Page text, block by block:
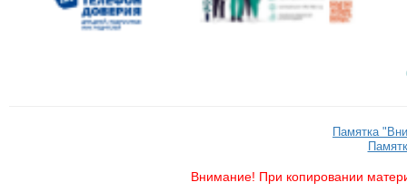
Памятка
Внимание! При копировании